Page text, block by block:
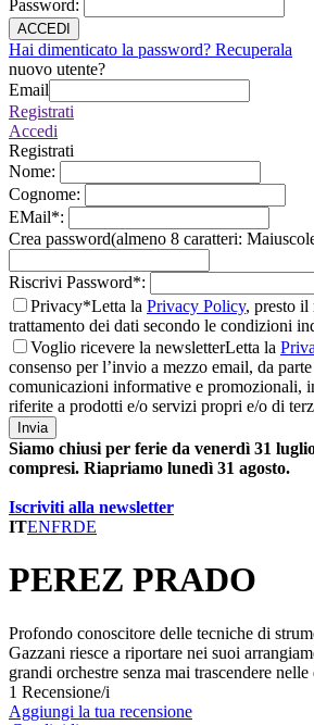
Password:
ACCEDI
Hai dimenticato la password? Recuperala
nuovo utente?
Email
Registrati
Accedi
Registrati
Nome:
Cognome:
EMail*:
Crea password(almeno 8 caratteri:
Riscrivi Password*:
Privacy*Letta la Privacy Policy, presto il
trattamento dei dati secondo le condizioni
Voglio ricevere la newsletterLetta la
consenso per l’invio a mezzo email, da
comunicazioni informative e promozionali,
riferite a prodotti e/o servizi propri e/o di
Invia
Siamo chiusi per ferie da venerdì 31
compresi. Riapriamo lunedì 31 agosto.
Iscriviti alla newsletter
ITENFRDE
PEREZ PRADO
Profondo conoscitore delle tecniche di
Gazzani riesce a riportare nei suoi
grandi orchestre senza mai trascendere
1 Recensione/i
Aggiungi la tua recensione